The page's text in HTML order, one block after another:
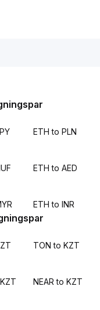
ETH to PLN
ETH to AED
ETH to INR
TON to KZT
NEAR to KZT